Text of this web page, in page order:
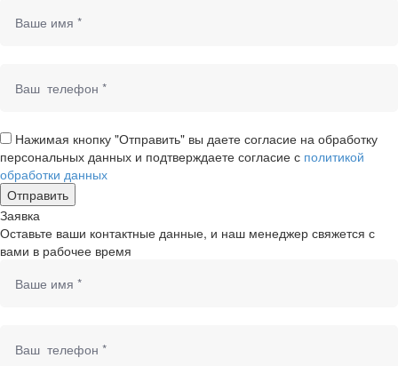
Нажимая кнопку "Отправить" вы даете согласие на обработку
персональных данных и подтверждаете согласие с политикой
обработки данных
Заявка
Оставьте ваши контактные данные, и наш менеджер свяжется с
вами в рабочее время